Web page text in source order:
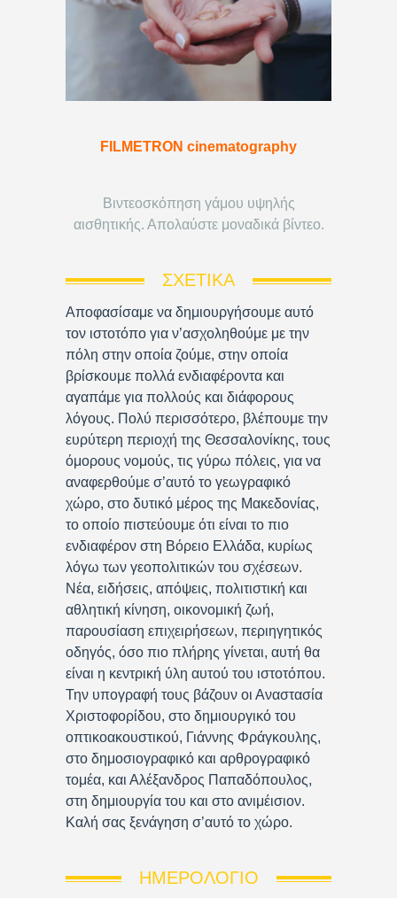
FILMETRON cinematography
Βιντεοσκόπηση γάμου υψηλής
αισθητικής. Απολαύστε μοναδικά βίντεο.
ΣΧΕΤΙΚΆ
Αποφασίσαμε να δημιουργήσουμε αυτό
τον ιστοτόπο για ν’ασχοληθούμε με την
πόλη στην οποία ζούμε, στην οποία
βρίσκουμε πολλά ενδιαφέροντα και
αγαπάμε για πολλούς και διάφορους
λόγους. Πολύ περισσότερο, βλέπουμε την
ευρύτερη περιοχή της Θεσσαλονίκης, τους
όμορους νομούς, τις γύρω πόλεις, για να
αναφερθούμε σ’αυτό το γεωγραφικό
χώρο, στο δυτικό μέρος της Μακεδονίας,
το οποίο πιστεύουμε ότι είναι το πιο
ενδιαφέρον στη Βόρειο Ελλάδα, κυρίως
λόγω των γεοπολιτικών του σχέσεων.
Νέα, ειδήσεις, απόψεις, πολιτιστική και
αθλητική κίνηση, οικονομική ζωή,
παρουσίαση επιχειρήσεων, περιηγητικός
οδηγός, όσο πιο πλήρης γίνεται, αυτή θα
είναι η κεντρική ύλη αυτού του ιστοτόπου.
Την υπογραφή τους βάζουν οι Αναστασία
Χριστοφορίδου, στο δημιουργικό του
οπτικοακουστικού, Γιάννης Φράγκουλης,
στο δημοσιογραφικό και αρθρογραφικό
τομέα, και Αλέξανδρος Παπαδόπουλος,
στη δημιουργία του και στο ανιμέισιον.
Καλή σας ξενάγηση σ’αυτό το χώρο.
ΗΜΕΡΟΛΌΓΙΟ